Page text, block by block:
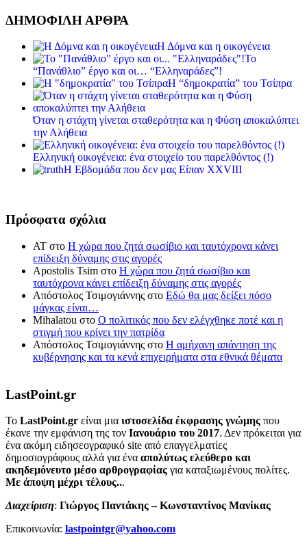
ΔΗΜΟΦΙΛΗ ΑΡΘΡΑ
Η Δόμνα και η οικογένεια
Το
“Πανάθλιο” έργο και οι… “Ελληναράδες”!
Η “δημοκρατία” του Τσίπρα
Όταν η στάχτη γίνεται σταθερότητα και η Φύση αποκαλύπτει
την Αλήθεια
Ελληνική οικογένεια: ένα στοιχείο του παρελθόντος (!)
Η Εβδομάδα που δεν μας Είπαν XXVIII
Πρόσφατα σχόλια
ΑΤ στο Η χώρα που ζητά σωσίβιο και ταυτόχρονα κάνει
επίδειξη δύναμης στις αγορές
Apostolis Tsim στο Η χώρα που ζητά σωσίβιο και
ταυτόχρονα κάνει επίδειξη δύναμης στις αγορές
Απόστολος Τσιμογιάννης στο Εδώ θα μας δείξει πόσο
μάγκας είναι…
Mihalatou στο Ο πολιτικός που δεν ελέγχθηκε ποτέ και η
στιγμή που κρίνει την πατρίδα
Απόστολος Τσιμογιάννης στο Η αμήχανη απάντηση της
κυβέρνησης και τα κενά επιχειρήματα στα εθνικά θέματα
LastPoint.gr
To LastPoint.gr είναι μια ιστοσελίδα έκφρασης γνώμης που
έκανε την εμφάνιση της τον Ιανουάριο του 2017. Δεν πρόκειται για
ένα ακόμη ειδησεογραφικό site από επαγγελματίες
δημοσιογράφους αλλά για ένα απολύτως ελεύθερο και
ακηδεμόνευτο μέσο αρθρογραφίας για καταξιωμένους πολίτες.
Με άποψη μέχρι τέλους...
Διαχείριση: Γιώργος Παντάκης – Κωνσταντίνος Μανίκας
Επικοινωνία: lastpointgr@yahoo.com